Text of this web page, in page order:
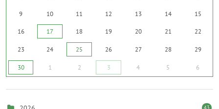
9 10 11 12 13 14 15
16 17 18 19 20 21 22
23 24 25 26 27 28 29
30 1 2 3 4 5 6
43